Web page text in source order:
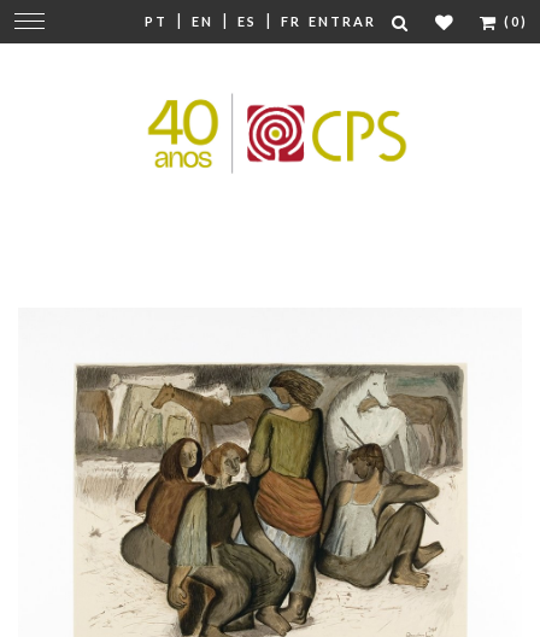
PT | EN | ES | FR ENTRAR (0)
Mudar
navegação